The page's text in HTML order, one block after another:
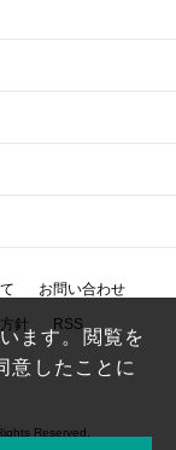
お問い合わせ
針 RSS
Reserved.
ます。閲覧を
意したことに